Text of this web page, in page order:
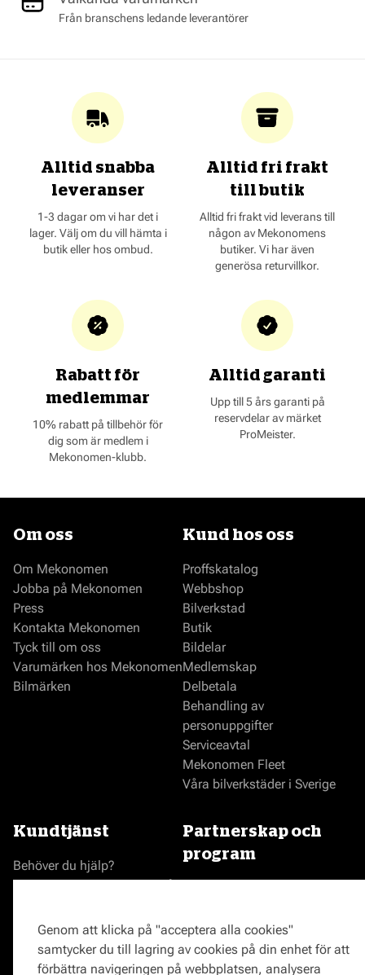
Från branschens ledande leverantörer
Alltid snabba
leveranser
1-3 dagar om vi har det i
lager. Välj om du vill hämta i
butik eller hos ombud.
Alltid fri frakt
till butik
Alltid fri frakt vid leverans till
någon av Mekonomens
butiker. Vi har även
generösa returvillkor.
Rabatt för
medlemmar
10% rabatt på tillbehör för
dig som är medlem i
Mekonomen-klubb.
Alltid garanti
Upp till 5 års garanti på
reservdelar av märket
ProMeister.
Om oss
Om Mekonomen
Jobba på Mekonomen
Press
Kontakta Mekonomen
Tyck till om oss
Varumärken hos Mekonomen
Bilmärken
Kund hos oss
Proffskatalog
Webbshop
Bilverkstad
Butik
Bildelar
Medlemskap
Delbetala
Behandling av
personuppgifter
Serviceavtal
Mekonomen Fleet
Våra bilverkstäder i Sverige
Kundtjänst
Behöver du hjälp?
Frågor om verkstäder?
Partnerskap och
program
Prisgaranti
Vägassistans
ProMeister
Genom att klicka på "acceptera alla cookies"
samtycker du till lagring av cookies på din enhet för att
förbättra navigeringen på webbplatsen, analysera